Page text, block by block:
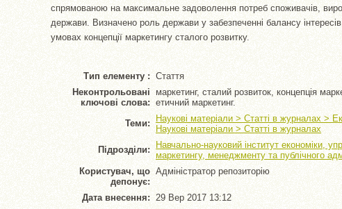
спрямованою на максимальне задоволення потреб споживачів,
держави. Визначено роль держави у забезпеченні балансу
умовах концепції маркетингу сталого розвитку.
Тип елементу : Стаття
Неконтрольовані
ключові слова:
маркетинг, сталий розвиток, концепція
етичний маркетинг.
Теми:
Наукові матеріали > Статті в журналах >
Наукові матеріали > Статті в журналах
Підрозділи:
Навчально-науковий інститут економіки,
маркетингу, менеджменту та публічного
Користувач, що
депонує:
Адміністратор репозиторію
Дата внесення: 29 Вер 2017 13:12